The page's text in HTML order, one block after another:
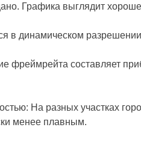
Графика выглядит
в динамическом
фреймрейта составляет
На разных участках
менее плавным.